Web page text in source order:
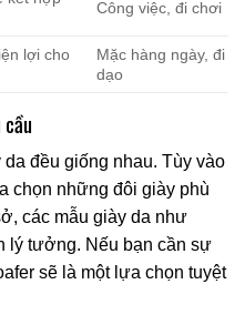
Công việc, đi chơi
lợi cho
Mặc hàng ngày, đi
dạo
đều giống nhau. Tùy vào
chọn những đôi giày phù
các mẫu giày da như
lý tưởng. Nếu bạn cần sự
sẽ là một lựa chọn tuyệt